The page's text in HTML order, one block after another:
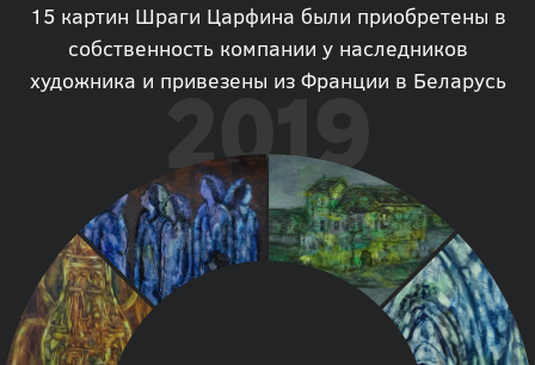
15 картин Шраги Царфина были приобретены в
собственность компании у наследников
художника и привезены из Франции в Беларусь
2019